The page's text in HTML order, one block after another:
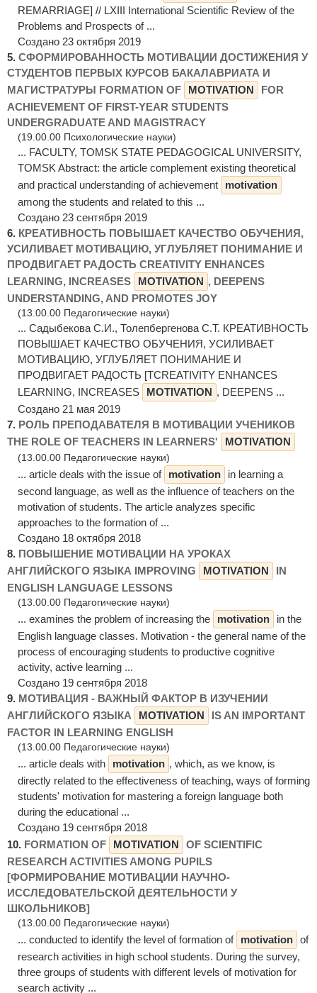
REMARRIAGE] // LXIII International Scientific Review of the
Problems and Prospects of ...
Создано 23 октября 2019
5. СФОРМИРОВАННОСТЬ МОТИВАЦИИ ДОСТИЖЕНИЯ У
СТУДЕНТОВ ПЕРВЫХ КУРСОВ БАКАЛАВРИАТА И
МАГИСТРАТУРЫ FORMATION OF
MOTIVATION
FOR
ACHIEVEMENT OF FIRST-YEAR STUDENTS
UNDERGRADUATE AND MAGISTRACY
(19.00.00 Психологические науки)
... FACULTY, TOMSK STATE PEDAGOGICAL UNIVERSITY,
TOMSK Abstract: the article complement existing theoretical
and practical understanding of achievement
motivation
among the students and related to this ...
Создано 23 сентября 2019
6. КРЕАТИВНОСТЬ ПОВЫШАЕТ КАЧЕСТВО ОБУЧЕНИЯ,
УСИЛИВАЕТ МОТИВАЦИЮ, УГЛУБЛЯЕТ ПОНИМАНИЕ И
ПРОДВИГАЕТ РАДОСТЬ CREATIVITY ENHANCES
LEARNING, INCREASES
MOTIVATION , DEEPENS
UNDERSTANDING, AND PROMOTES JOY
(13.00.00 Педагогические науки)
... Садыбекова С.И., Толепбергенова С.Т. КРЕАТИВНОСТЬ
ПОВЫШАЕТ КАЧЕСТВО ОБУЧЕНИЯ, УСИЛИВАЕТ
МОТИВАЦИЮ, УГЛУБЛЯЕТ ПОНИМАНИЕ И
ПРОДВИГАЕТ РАДОСТЬ [TCREATIVITY ENHANCES
LEARNING, INCREASES
MOTIVATION , DEEPENS ...
Создано 21 мая 2019
7. РОЛЬ ПРЕПОДАВАТЕЛЯ В МОТИВАЦИИ УЧЕНИКОВ
THE ROLE OF TEACHERS IN LEARNERS'
MOTIVATION
(13.00.00 Педагогические науки)
... article deals with the issue of motivation
in learning a
second language, as well as the influence of teachers on the
motivation of students. The article analyzes specific
approaches to the formation of ...
Создано 18 октября 2018
8. ПОВЫШЕНИЕ МОТИВАЦИИ НА УРОКАХ
АНГЛИЙСКОГО ЯЗЫКА IMPROVING
MOTIVATION
IN
ENGLISH LANGUAGE LESSONS
(13.00.00 Педагогические науки)
... examines the problem of increasing the motivation
in the
English language classes. Motivation - the general name of the
process of encouraging students to productive cognitive
activity, active learning ...
Создано 19 сентября 2018
9. МОТИВАЦИЯ - ВАЖНЫЙ ФАКТОР В ИЗУЧЕНИИ
АНГЛИЙСКОГО ЯЗЫКА
MOTIVATION
IS AN IMPORTANT
FACTOR IN LEARNING ENGLISH
(13.00.00 Педагогические науки)
... article deals with motivation , which, as we know, is
directly related to the effectiveness of teaching, ways of forming
students' motivation for mastering a foreign language both
during the educational ...
Создано 19 сентября 2018
10. FORMATION OF MOTIVATION
OF SCIENTIFIC
RESEARCH ACTIVITIES AMONG PUPILS
[ФОРМИРОВАНИЕ МОТИВАЦИИ НАУЧНО-
ИССЛЕДОВАТЕЛЬСКОЙ ДЕЯТЕЛЬНОСТИ У
ШКОЛЬНИКОВ]
(13.00.00 Педагогические науки)
... conducted to identify the level of formation of motivation of
research activities in high school students. During the survey,
three groups of students with different levels of motivation for
search activity ...